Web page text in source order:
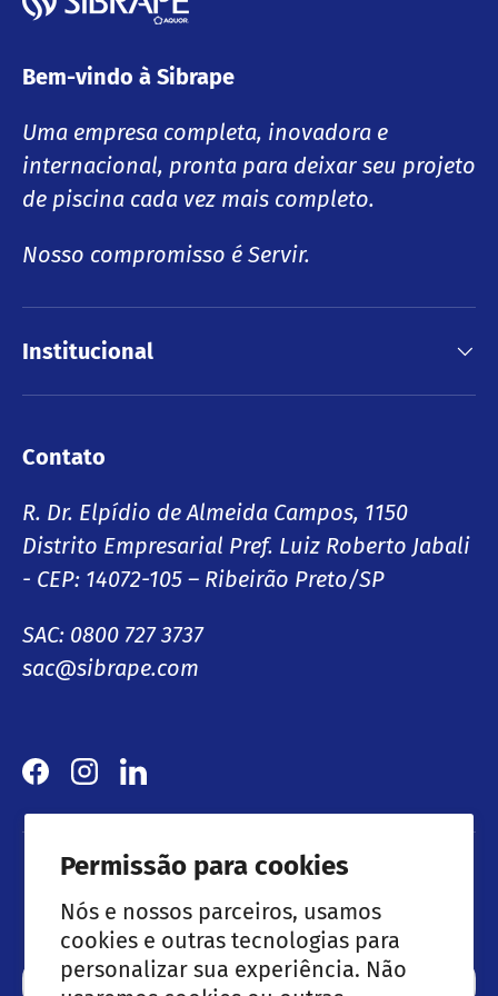
Permissão para cookies
Nós e nossos parceiros, usamos
cookies e outras tecnologias para
personalizar sua experiência. Não
Bem-vindo à Sibrape
Uma empresa completa, inovadora e
internacional, pronta para deixar seu projeto
de piscina cada vez mais completo.
Nosso compromisso é Servir.
Institucional
Contato
R. Dr. Elpídio de Almeida Campos, 1150
Distrito Empresarial Pref. Luiz Roberto Jabali
- CEP: 14072-105 – Ribeirão Preto/SP
SAC: 0800 727 3737
sac@sibrape.com
Facebook
InstagramLinkedIn
Lançamentos & Ofertas especiais
Email